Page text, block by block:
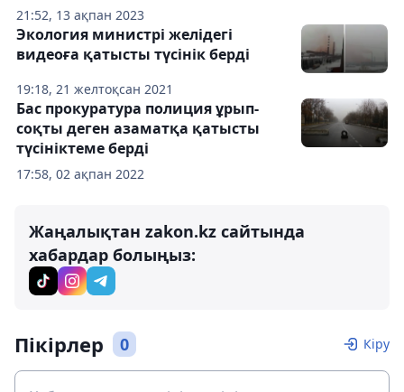
21:52, 13 ақпан 2023
19:18, 21 желтоқсан 2021
Экология министрі желідегі
видеоға қатысты түсінік берді
17:58, 02 ақпан 2022
Бас прокуратура полиция ұрып-
соқты деген азаматқа қатысты
түсініктеме берді
Жаңалықтан zakon.kz сайтында
хабардар болыңыз:
Пікірлер 0 Кіру